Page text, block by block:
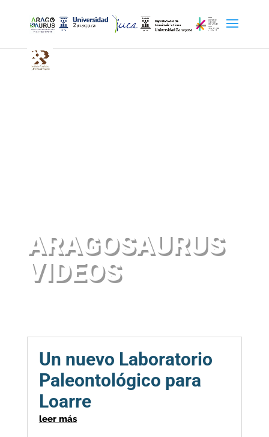
ARAGOSAURUS
VIDEOS
Un nuevo Laboratorio
Paleontológico para
Loarre
leer más